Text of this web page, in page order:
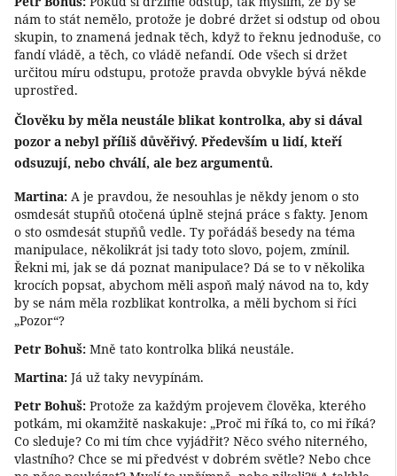
nám to stát nemělo, protože je dobré držet si odstup od obou
skupin, to znamená jednak těch, když to řeknu jednoduše, co
fandí vládě, a těch, co vládě nefandí. Ode všech si držet
určitou míru odstupu, protože pravda obvykle bývá někde
uprostřed.
Člověku by měla neustále blikat kontrolka, aby si dával
pozor a nebyl příliš důvěřivý. Především u lidí, kteří
odsuzují, nebo chválí, ale bez argumentů.
Martina: A je pravdou, že nesouhlas je někdy jenom o sto
osmdesát stupňů otočená úplně stejná práce s fakty. Jenom
o sto osmdesát stupňů vedle. Ty pořádáš besedy na téma
manipulace, několikrát jsi tady toto slovo, pojem, zmínil.
Řekni mi, jak se dá poznat manipulace? Dá se to v několika
krocích popsat, abychom měli aspoň malý návod na to, kdy
by se nám měla rozblikat kontrolka, a měli bychom si říci
„Pozor“?
Petr Bohuš: Mně tato kontrolka bliká neustále.
Martina: Já už taky nevypínám.
Petr Bohuš: Protože za každým projevem člověka, kterého
potkám, mi okamžitě naskakuje: „Proč mi říká to, co mi říká?
Co sleduje? Co mi tím chce vyjádřit? Něco svého niterného,
vlastního? Chce se mi předvést v dobrém světle? Nebo chce